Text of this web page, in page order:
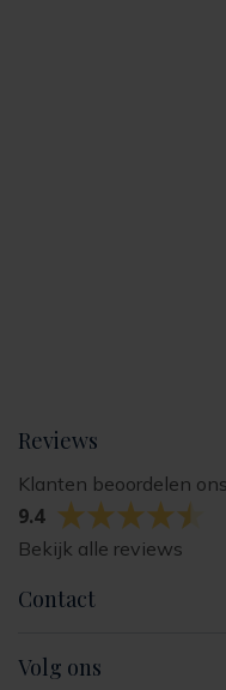
Reviews
9.4
Contact
Volg ons